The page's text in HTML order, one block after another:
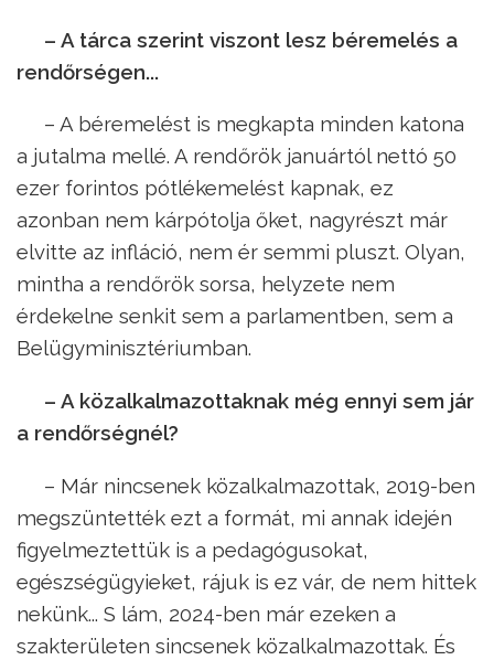
– A tárca szerint viszont lesz béremelés a
rendőrségen...
– A béremelést is megkapta minden katona
a jutalma mellé. A rendőrök januártól nettó 50
ezer forintos pótlékemelést kapnak, ez
azonban nem kárpótolja őket, nagyrészt már
elvitte az infláció, nem ér semmi pluszt. Olyan,
mintha a rendőrök sorsa, helyzete nem
érdekelne senkit sem a parlamentben, sem a
Belügyminisztériumban.
– A közalkalmazottaknak még ennyi sem jár
a rendőrségnél?
– Már nincsenek közalkalmazottak, 2019-ben
megszüntették ezt a formát, mi annak idején
figyelmeztettük is a pedagógusokat,
egészségügyieket, rájuk is ez vár, de nem hittek
nekünk... S lám, 2024-ben már ezeken a
szakterületen sincsenek közalkalmazottak. És